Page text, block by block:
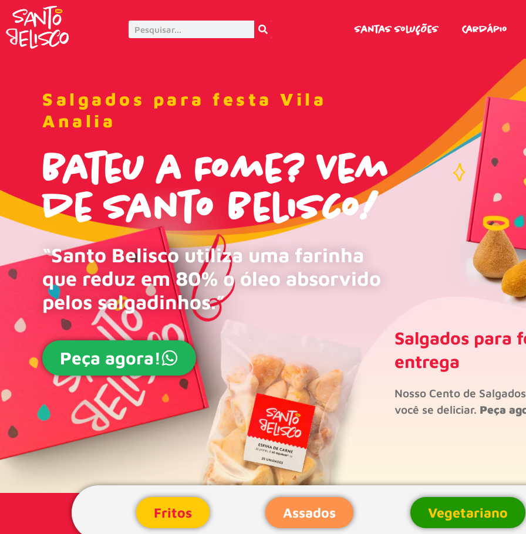
Santas Soluções Cardápio
Salgados para festa Vila
Analia
Bateu a Fome? Vem
de Santo Belisco!
“Santo Belisco utiliza uma farinha
que reduz em 80% o óleo absorvido
pelos salgadinhos.”
Peça agora!
Salgados para
entrega
Nosso Cento de
você se deliciar. Peça
Fritos Assados Vegetariano